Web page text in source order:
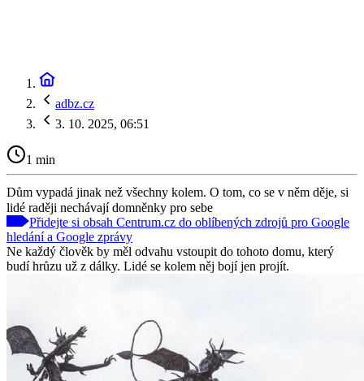
adbz.cz
3. 10. 2025, 06:51
1 min
Dům vypadá jinak než všechny kolem. O tom, co se v něm děje, si
lidé raději nechávají domněnky pro sebe
Přidejte si obsah Centrum.cz do oblíbených zdrojů pro Google
hledání a Google zprávy
Ne každý člověk by měl odvahu vstoupit do tohoto domu, který
budí hrůzu už z dálky. Lidé se kolem něj bojí jen projít.